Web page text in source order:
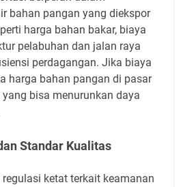
bahan pangan yang diekspor
harga bahan bakar, biaya
pelabuhan dan jalan raya
perdagangan. Jika biaya
harga bahan pangan di pasar
bisa menurunkan daya
Standar Kualitas
ketat terkait keamanan